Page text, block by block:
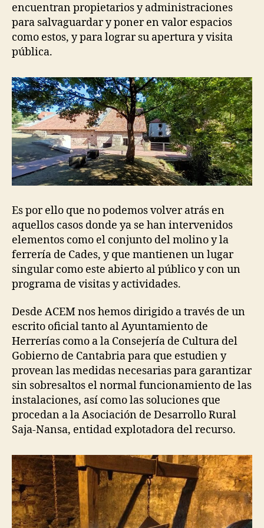
encuentran propietarios y administraciones
para salvaguardar y poner en valor espacios
como estos, y para lograr su apertura y visita
pública.
Es por ello que no podemos volver atrás en
aquellos casos donde ya se han intervenidos
elementos como el conjunto del molino y la
ferrería de Cades, y que mantienen un lugar
singular como este abierto al público y con un
programa de visitas y actividades.
Desde ACEM nos hemos dirigido a través de un
escrito oficial tanto al Ayuntamiento de
Herrerías como a la Consejería de Cultura del
Gobierno de Cantabria para que estudien y
provean las medidas necesarias para garantizar
sin sobresaltos el normal funcionamiento de las
instalaciones, así como las soluciones que
procedan a la Asociación de Desarrollo Rural
Saja-Nansa, entidad explotadora del recurso.